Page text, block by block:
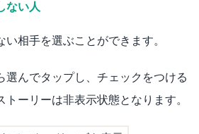
ない人
い相手を選ぶことができます。
選んでタップし、チェックをつける
トーリーは非表示状態となります。